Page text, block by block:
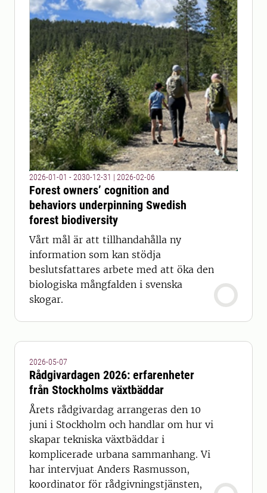
2026-01-01 - 2030-12-31 | 2026-02-06
Forest owners’ cognition and
behaviors underpinning Swedish
forest biodiversity
Vårt mål är att tillhandahålla ny
information som kan stödja
beslutsfattares arbete med att öka den
biologiska mångfalden i svenska
skogar.
2026-05-07
Rådgivardagen 2026: erfarenheter
från Stockholms växtbäddar
Årets rådgivardag arrangeras den 10
juni i Stockholm och handlar om hur vi
skapar tekniska växtbäddar i
komplicerade urbana sammanhang. Vi
har intervjuat Anders Rasmusson,
koordinator för rådgivningstjänsten,